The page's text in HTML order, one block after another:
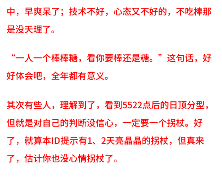
中，早爽呆了；技术不好，心态又不好的，不吃棒那
是没天理了。
“一人一个棒棒糖，看你要棒还是糖。”这句话，好
好体会吧，全年都有意义。
其次有些人，理解到了，看到5522点后的日顶分型，
但就是对自己的判断没信心，一定要一个拐杖。好
了，就算本ID提示有1、2天亮晶晶的拐杖，但真来
了，估计你也没心情拐杖了。